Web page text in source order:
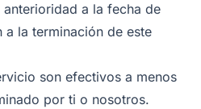
a la fecha de
la terminación de este
son efectivos a menos
por ti o nosotros.